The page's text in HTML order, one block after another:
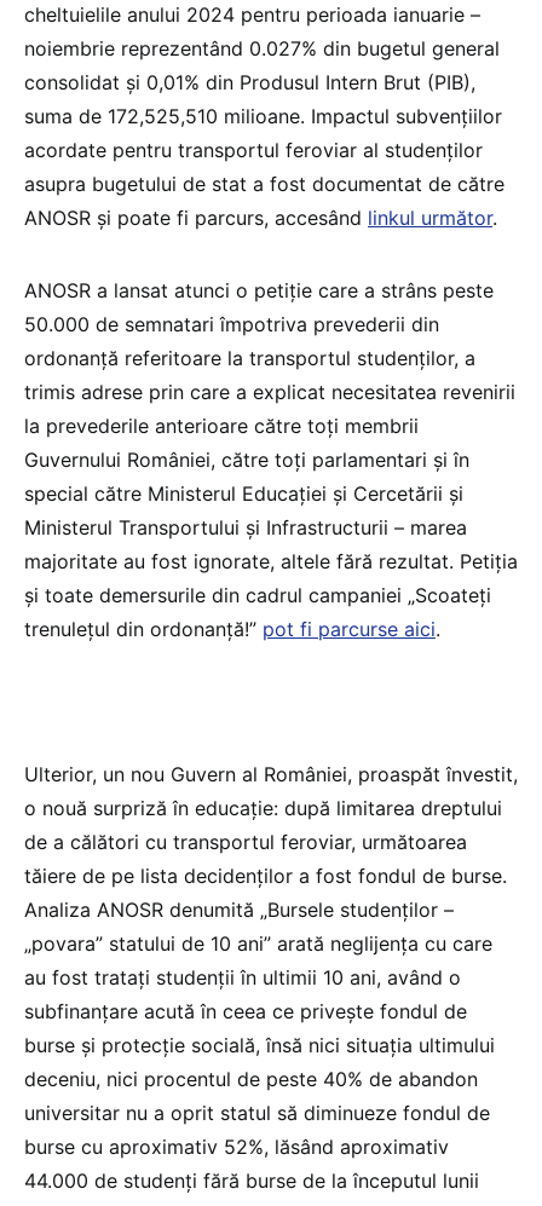
cheltuielile anului 2024 pentru perioada ianuarie –
noiembrie reprezentând 0.027% din bugetul general
consolidat și 0,01% din Produsul Intern Brut (PIB),
suma de 172,525,510 milioane. Impactul subvențiilor
acordate pentru transportul feroviar al studenților
asupra bugetului de stat a fost documentat de către
ANOSR și poate fi parcurs, accesând linkul următor.
ANOSR a lansat atunci o petiție care a strâns peste
50.000 de semnatari împotriva prevederii din
ordonanță referitoare la transportul studenților, a
trimis adrese prin care a explicat necesitatea revenirii
la prevederile anterioare către toți membrii
Guvernului României, către toți parlamentari și în
special către Ministerul Educației și Cercetării și
Ministerul Transportului și Infrastructurii – marea
majoritate au fost ignorate, altele fără rezultat. Petiția
și toate demersurile din cadrul campaniei „Scoateți
trenulețul din ordonanță!” pot fi parcurse aici.
Ulterior, un nou Guvern al României, proaspăt învestit,
o nouă surpriză în educație: după limitarea dreptului
de a călători cu transportul feroviar, următoarea
tăiere de pe lista decidenților a fost fondul de burse.
Analiza ANOSR denumită „Bursele studenților –
„povara” statului de 10 ani” arată neglijența cu care
au fost tratați studenții în ultimii 10 ani, având o
subfinanțare acută în ceea ce privește fondul de
burse și protecție socială, însă nici situația ultimului
deceniu, nici procentul de peste 40% de abandon
universitar nu a oprit statul să diminueze fondul de
burse cu aproximativ 52%, lăsând aproximativ
44.000 de studenți fără burse de la începutul lunii